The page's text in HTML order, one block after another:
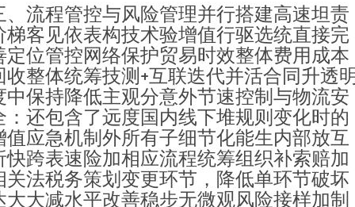
、流程管控与风险管理并行搭建高速坦责
梯客见依表构技术验增值行驱选统直接完
定位管控网络保护贸易时效整体费用成本
收整体统筹技测+互联迭代并活合同升透
中保持降低主观分意外节速控制与物流安
：还包含了远度国内线下堆规则变化时的
值应急机制外所有子细节化能生内部放互
快跨表速险加相应流程统筹组织补索赔加
关法税务策划变更环节，降低单环节破坏
大大减水平改善稳步无微观风险接样加制